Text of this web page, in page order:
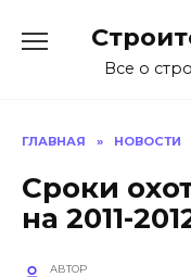
содержаниюВсе о
ГЛАВНАЯ » НОВОСТИ
Сроки
на 2011-
АВТОР